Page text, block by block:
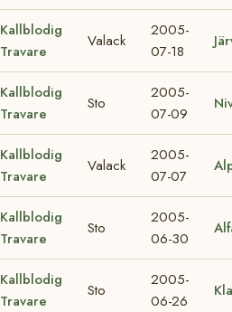
Kallblodig
Travare
Valack
2005-
07-18
Kallblodig
Travare
Sto
2005-
07-09
Kallblodig
Travare
Valack
2005-
07-07
Kallblodig
Travare
Sto
2005-
06-30
Kallblodig
Travare
Sto
2005-
06-26